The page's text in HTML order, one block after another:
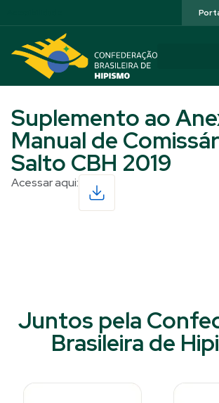
Suplemento ao
Manual de
Salto CBH 2019
Acessar aqui:
Juntos pela
Brasileira de